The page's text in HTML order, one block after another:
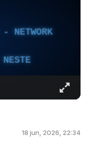
NETWORK
18 jun, 2026, 22:34